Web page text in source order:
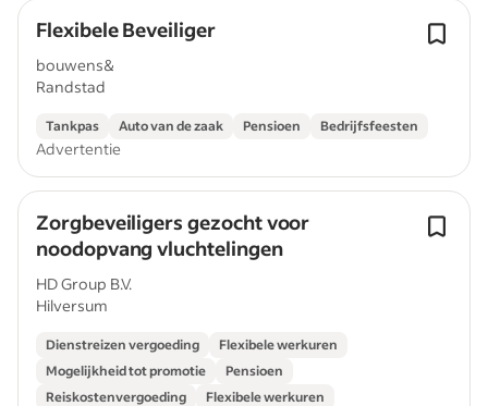
Flexibele Beveiliger
bouwens&
Randstad
Tankpas Auto van de zaak Pensioen Bedrijfsfeesten
Advertentie
Zorgbeveiligers gezocht voor
noodopvang vluchtelingen
HD Group B.V.
Hilversum
Dienstreizen vergoeding
Flexibele werkuren
Mogelijkheid tot promotie
Pensioen
Reiskostenvergoeding
Flexibele werkuren